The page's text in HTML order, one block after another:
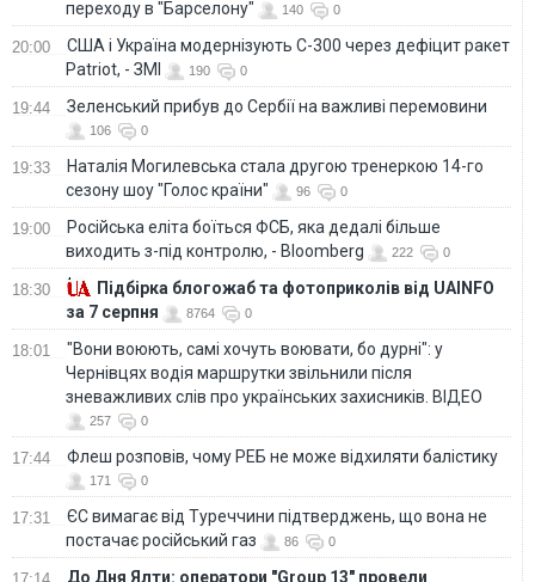
переходу в "Барселону"
140 0
20:00
США і Україна модернізують С-300 через дефіцит ракет
Patriot, - ЗМІ
190 0
19:44 Зеленський прибув до Сербії на важливі перемовини
106 0
19:33
Наталія Могилевська стала другою тренеркою 14-го
сезону шоу "Голос країни"
96 0
19:00
Російська еліта боїться ФСБ, яка дедалі більше
виходить з-під контролю, - Bloomberg
222 0
18:30
Підбірка блогожаб та фотоприколів від UAINFO
за 7 серпня
8764 0
18:01
"Вони воюють, самі хочуть воювати, бо дурні": у
Чернівцях водія маршрутки звільнили після
зневажливих слів про українських захисників. ВІДЕО
257 0
17:44 Флеш розповів, чому РЕБ не може відхиляти балістику
171 0
17:31
ЄС вимагає від Туреччини підтверджень, що вона не
постачає російський газ
86 0
До Дня Ялти: оператори "Group 13" провели